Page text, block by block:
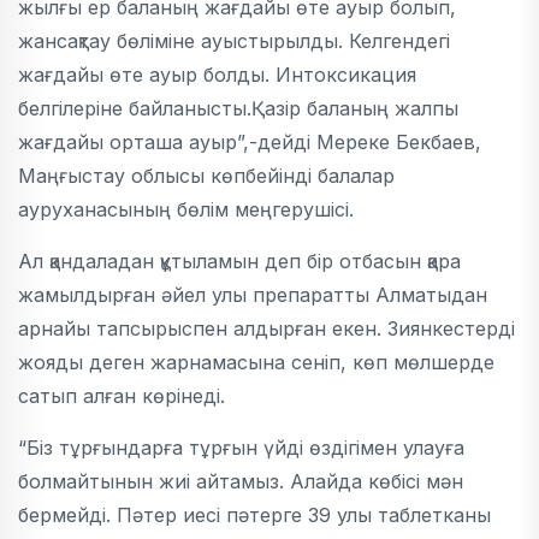
жылғы ер баланың жағдайы өте ауыр болып,
жансақтау бөліміне ауыстырылды. Келгендегі
жағдайы өте ауыр болды. Интоксикация
белгілеріне байланысты.Қазір баланың жалпы
жағдайы орташа ауыр”,-дейді Мереке Бекбаев,
Маңғыстау облысы көпбейінді балалар
ауруханасының бөлім меңгерушісі.
Ал қандаладан құтыламын деп бір отбасын қара
жамылдырған әйел улы препаратты Алматыдан
арнайы тапсырыспен алдырған екен. Зиянкестерді
жояды деген жарнамасына сеніп, көп мөлшерде
сатып алған көрінеді.
“Біз тұрғындарға тұрғын үйді өздігімен улауға
болмайтынын жиі айтамыз. Алайда көбісі мән
бермейді. Пәтер иесі пәтерге 39 улы таблетканы